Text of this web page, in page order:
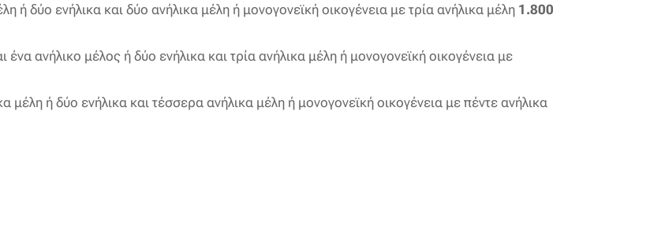
ή δύο ενήλικα και δύο ανήλικα μέλη ή μονογονεϊκή οικογένεια με τρία ανήλικα μέλη 1.800
ανήλικο μέλος ή δύο ενήλικα και τρία ανήλικα μέλη ή μονογονεϊκή οικογένεια με
ή δύο ενήλικα και τέσσερα ανήλικα μέλη ή μονογονεϊκή οικογένεια με πέντε ανήλικα